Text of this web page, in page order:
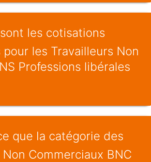
les cotisations
pour les Travailleurs Non
Professions libérales
que la catégorie des
Commerciaux BNC